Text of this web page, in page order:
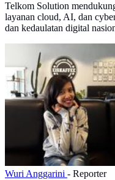
Telkom Solution
layanan cloud, AI, dan
dan kedaulatan digital
Wuri Anggarini - Reporter